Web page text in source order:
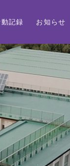
記録 お知らせ